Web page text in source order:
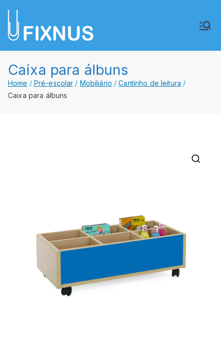
para
Lda.
Caixa para álbuns
Home Pré-escolar Mobiliário
Cantinho de leitura
Caixa para álbuns